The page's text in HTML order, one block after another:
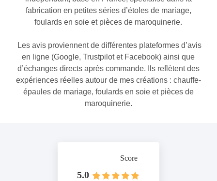
fabrication en petites séries d’étoles de mariage,
foulards en soie et pièces de maroquinerie.
Les avis proviennent de différentes plateformes d’avis
en ligne (Google, Trustpilot et Facebook) ainsi que
d’échanges directs après commande. Ils reflètent des
expériences réelles autour de mes créations : chauffe-
épaules de mariage, foulards en soie et pièces de
maroquinerie.
Score
5.0